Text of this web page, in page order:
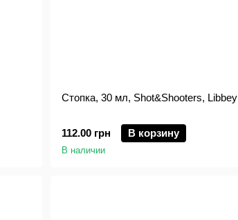
Стопка, 30 мл, Shot&Shooters, Libbey
112.00 грн В корзину
В наличии